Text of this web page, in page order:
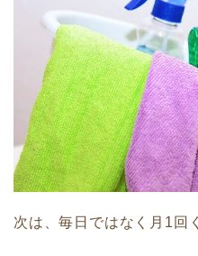
次は、毎日ではなく月1回